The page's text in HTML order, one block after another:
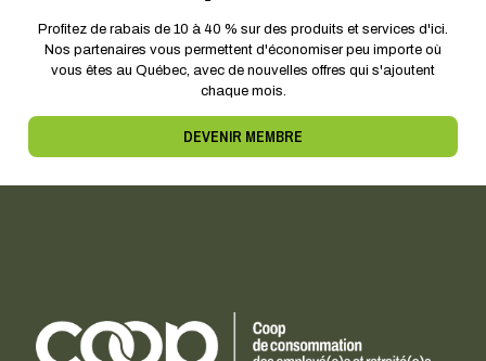
Profitez de rabais de 10 à 40 % sur des produits et services d'ici.
Nos partenaires vous permettent d'économiser peu importe où
vous êtes au Québec, avec de nouvelles offres qui s'ajoutent
chaque mois.
DEVENIR MEMBRE